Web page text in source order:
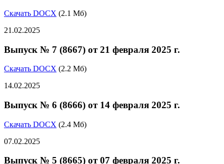
Скачать DOCX (2.1 Мб)
21.02.2025
Выпуск № 7 (8667) от 21 февраля 2025 г.
Скачать DOCX (2.2 Мб)
14.02.2025
Выпуск № 6 (8666) от 14 февраля 2025 г.
Скачать DOCX (2.4 Мб)
07.02.2025
Выпуск № 5 (8665) от 07 февраля 2025 г.